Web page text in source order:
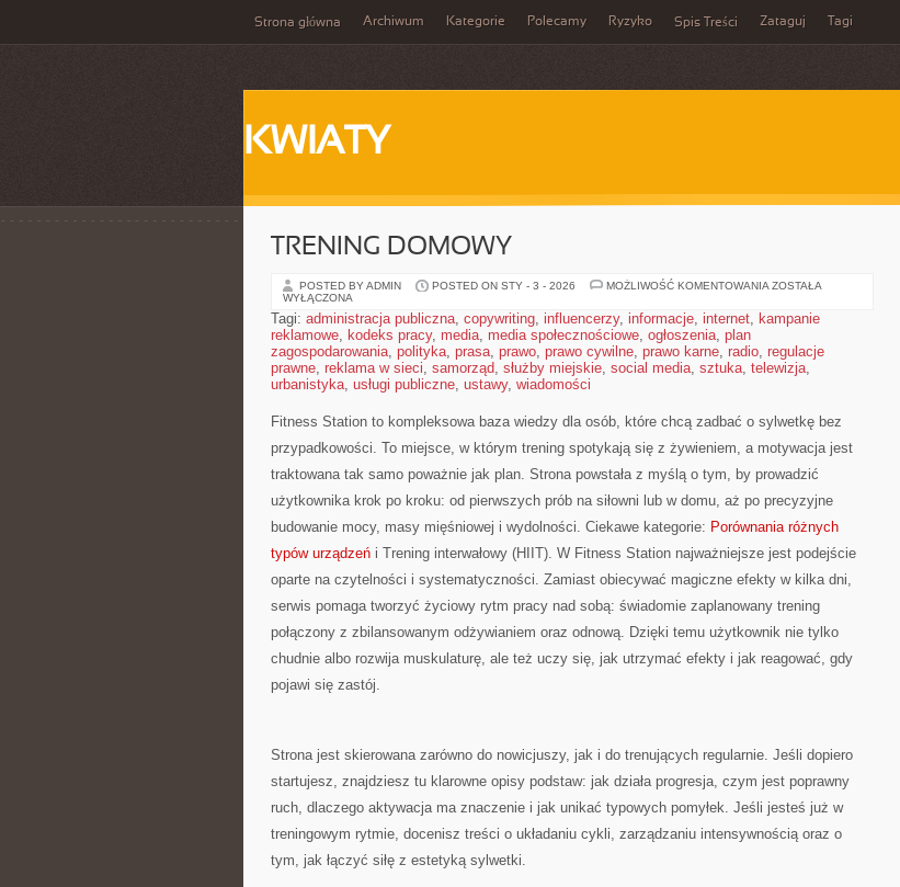
Strona główna Archiwum Kategorie Polecamy Ryzyko Spis Treści Zataguj Tagi
KWIATY
TRENING DOMOWY
POSTED BY ADMIN POSTED ON STY - 3 - 2026 MOŻLIWOŚĆ KOMENTOWANIA TRENING
ZOSTAŁA
WYŁĄCZONA
Tagi: administracja publiczna, copywriting, influencerzy, informacje, internet, kampanie
reklamowe, kodeks pracy, media, media społecznościowe, ogłoszenia, plan
zagospodarowania, polityka, prasa, prawo, prawo cywilne, prawo karne, radio, regulacje
prawne, reklama w sieci, samorząd, służby miejskie, social media, sztuka, telewizja,
urbanistyka, usługi publiczne, ustawy, wiadomości
Fitness Station to kompleksowa baza wiedzy dla osób, które chcą zadbać o sylwetkę bez
przypadkowości. To miejsce, w którym trening spotykają się z żywieniem, a motywacja jest
traktowana tak samo poważnie jak plan. Strona powstała z myślą o tym, by prowadzić
użytkownika krok po kroku: od pierwszych prób na siłowni lub w domu, aż po precyzyjne
budowanie mocy, masy mięśniowej i wydolności. Ciekawe kategorie: Porównania różnych
typów urządzeń i Trening interwałowy (HIIT). W Fitness Station najważniejsze jest podejście
oparte na czytelności i systematyczności. Zamiast obiecywać magiczne efekty w kilka dni,
serwis pomaga tworzyć życiowy rytm pracy nad sobą: świadomie zaplanowany trening
połączony z zbilansowanym odżywianiem oraz odnową. Dzięki temu użytkownik nie tylko
chudnie albo rozwija muskulaturę, ale też uczy się, jak utrzymać efekty i jak reagować, gdy
pojawi się zastój.
Strona jest skierowana zarówno do nowicjuszy, jak i do trenujących regularnie. Jeśli dopiero
startujesz, znajdziesz tu klarowne opisy podstaw: jak działa progresja, czym jest poprawny
ruch, dlaczego aktywacja ma znaczenie i jak unikać typowych pomyłek. Jeśli jesteś już w
treningowym rytmie, docenisz treści o układaniu cykli, zarządzaniu intensywnością oraz o
tym, jak łączyć siłę z estetyką sylwetki.